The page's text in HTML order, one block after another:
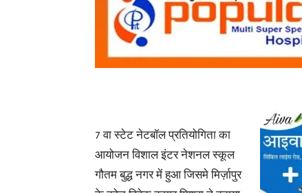
7 वा स्टेट नेटबॉल प्रतियोगिता का
आयोजन विशाल इंटर नेशनल स्कूल
गौतम बुद्ध नगर में हुआ जिसमे मिर्ज़ापुर